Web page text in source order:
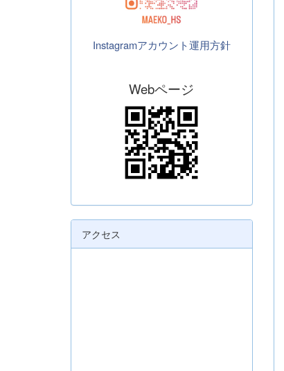
Instagramアカウント運用方針
Webページ
アクセス